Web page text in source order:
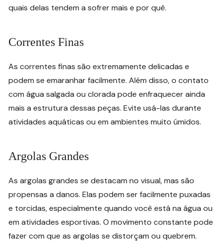
quais delas tendem a sofrer mais e por quê.
Correntes Finas
As correntes finas são extremamente delicadas e
podem se emaranhar facilmente. Além disso, o contato
com água salgada ou clorada pode enfraquecer ainda
mais a estrutura dessas peças. Evite usá-las durante
atividades aquáticas ou em ambientes muito úmidos.
Argolas Grandes
As argolas grandes se destacam no visual, mas são
propensas a danos. Elas podem ser facilmente puxadas
e torcidas, especialmente quando você está na água ou
em atividades esportivas. O movimento constante pode
fazer com que as argolas se distorçam ou quebrem.